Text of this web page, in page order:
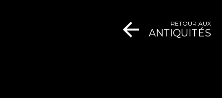
RETOUR AUX
ANTIQUITÉS